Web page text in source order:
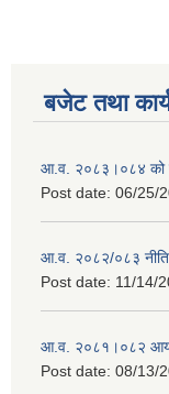
बजेट तथा
आ.व. २०८३।०८४ को
Post date: 06/25/
आ.व. २०८२/०८३
Post date: 11/14/
आ.व. २०८१।०८२ आय
Post date: 08/13/